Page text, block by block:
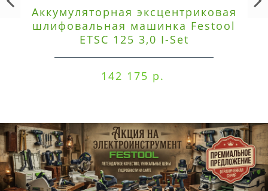
Аккумуляторная эксцентриковая
шлифовальная машинка Festool
ETSC 125 3,0 I-Set
142 175 р.